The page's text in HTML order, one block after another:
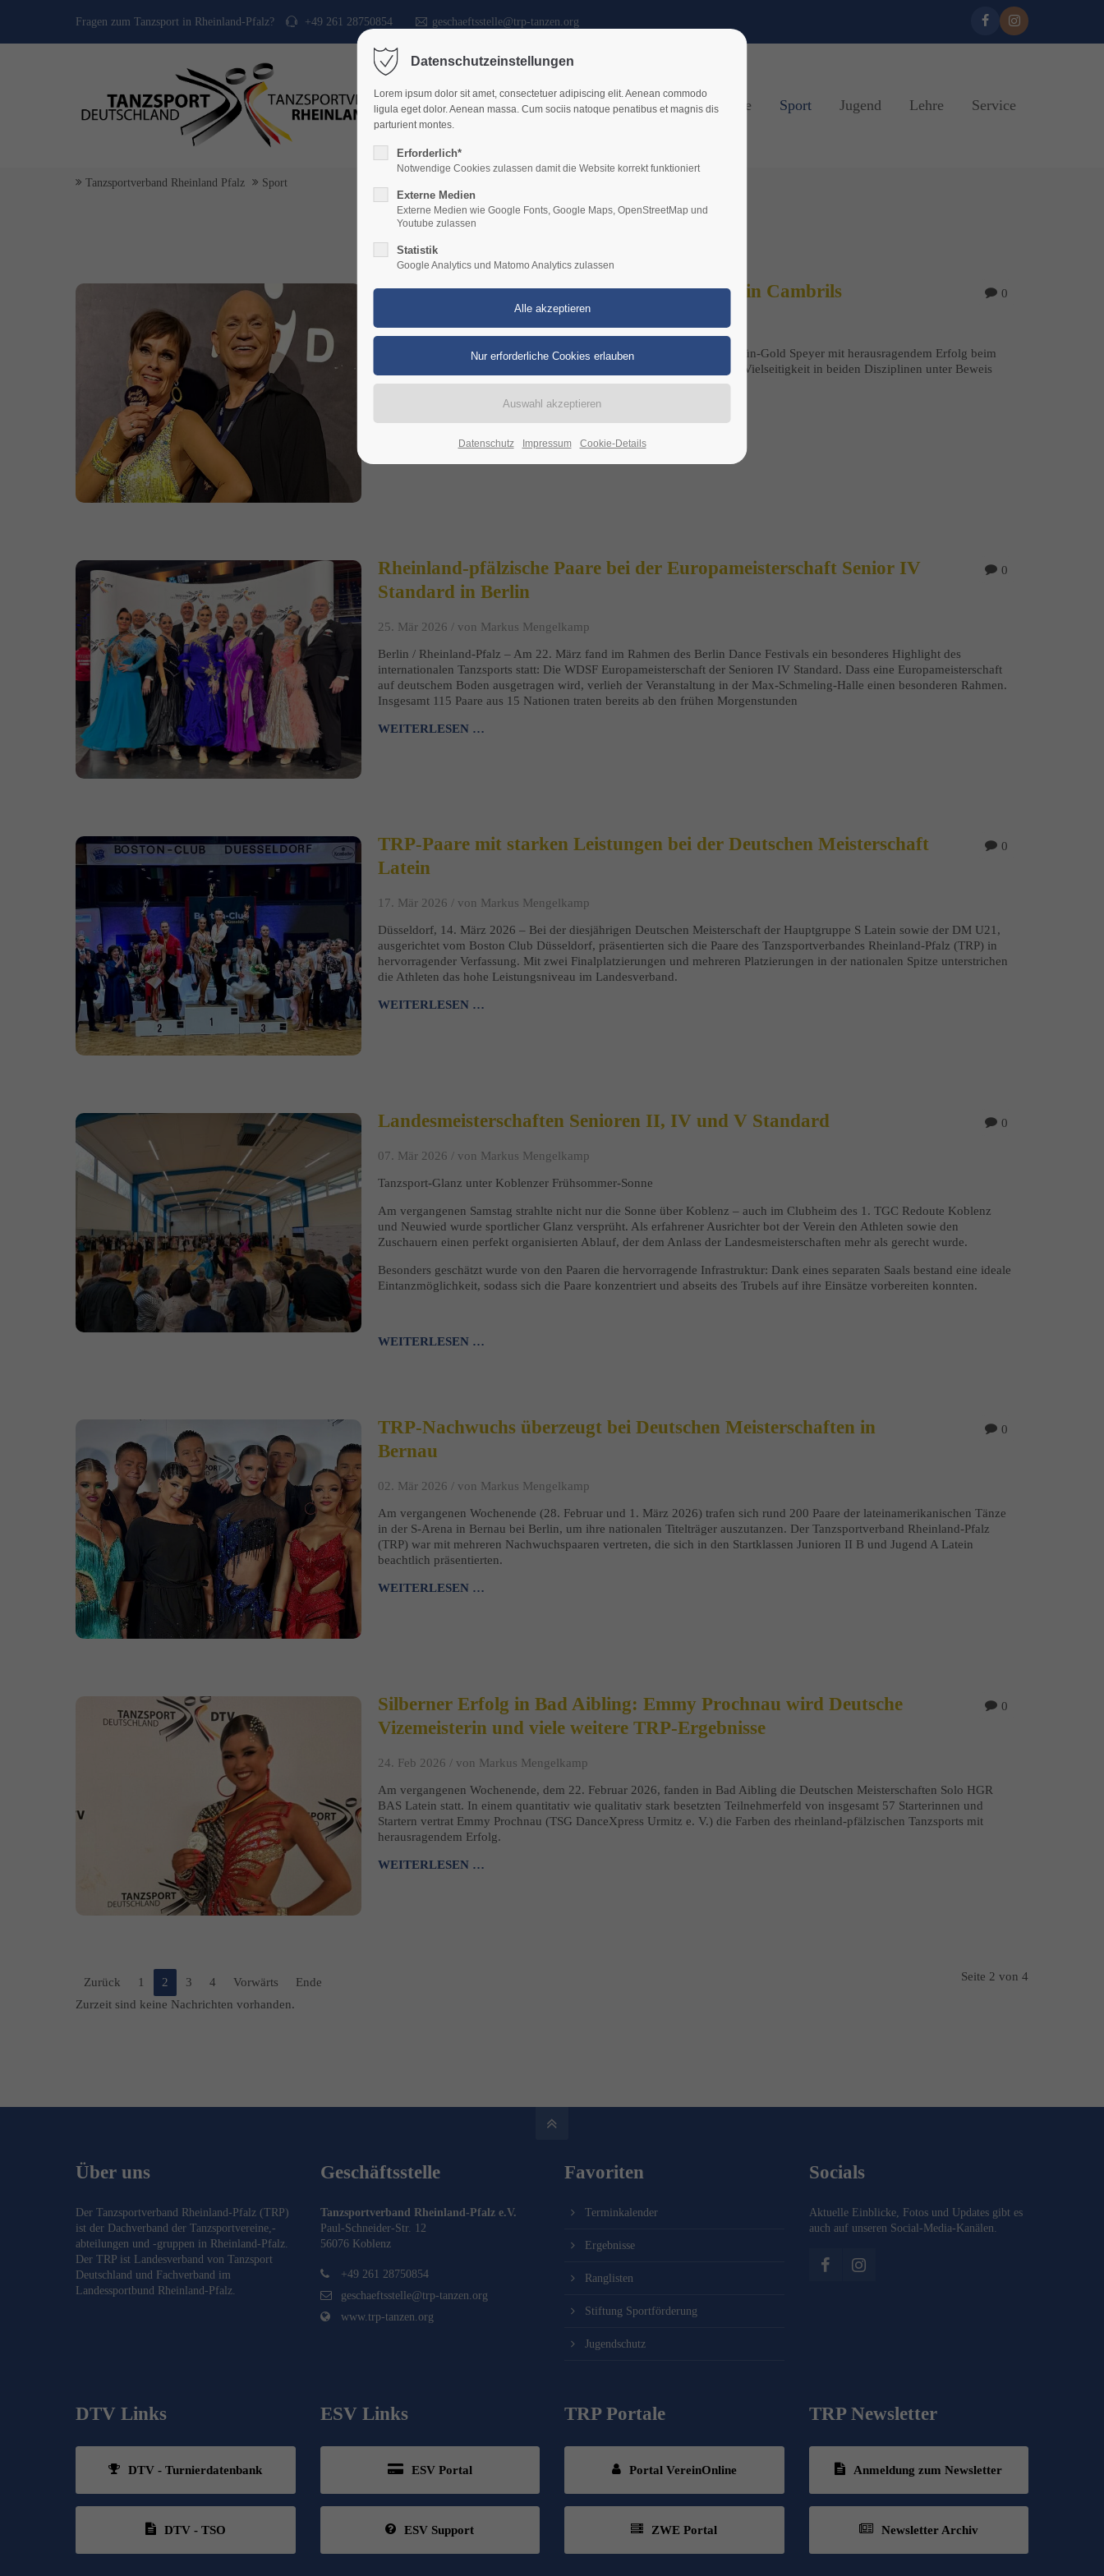
Fragen zum Tanzsport in Rheinland-Pfalz? +49 261 28750854 geschaeftsstelle@trp-tanzen.org
Start Verband Vereine Sport Jugend Lehre Service
Tanzsportverband Rheinland Pfalz Sport
0
Siegesserie in Spanien: Ehepaar Gallo glänzt in Cambrils
07. Apr 2026 / von Markus Mengelkamp
Am 03. April 2026 vertraten Hans-Jürgen und Astrid Gallo den TSC Grün-Gold Speyer mit herausragendem Erfolg beim
internationalen Tanzturnier in Cambrils, Spanien. Das Paar stellte seine Vielseitigkeit in beiden Disziplinen unter Beweis
und kehrte mit Top-Platzierungen nach Hause zurück.
0
Rheinland-pfälzische Paare bei der Europameisterschaft Senior IV
Standard in Berlin
25. Mär 2026 / von Markus Mengelkamp
Berlin / Rheinland-Pfalz – Am 22. März fand im Rahmen des Berlin Dance Festivals ein besonderes Highlight des
internationalen Tanzsports statt: Die WDSF Europameisterschaft der Senioren IV Standard. Dass eine Europameisterschaft
auf deutschem Boden ausgetragen wird, verlieh der Veranstaltung in der Max-Schmeling-Halle einen besonderen Rahmen.
Insgesamt 115 Paare aus 15 Nationen traten bereits ab den frühen Morgenstunden
WEITERLESEN …
0
TRP-Paare mit starken Leistungen bei der Deutschen Meisterschaft
Latein
17. Mär 2026 / von Markus Mengelkamp
Düsseldorf, 14. März 2026 – Bei der diesjährigen Deutschen Meisterschaft der Hauptgruppe S Latein sowie der DM U21,
ausgerichtet vom Boston Club Düsseldorf, präsentierten sich die Paare des Tanzsportverbandes Rheinland-Pfalz (TRP) in
hervorragender Verfassung. Mit zwei Finalplatzierungen und mehreren Platzierungen in der nationalen Spitze unterstrichen
die Athleten das hohe Leistungsniveau im Landesverband.
WEITERLESEN …
0
Landesmeisterschaften Senioren II, IV und V Standard
07. Mär 2026 / von Markus Mengelkamp
Tanzsport-Glanz unter Koblenzer Frühsommer-Sonne
Am vergangenen Samstag strahlte nicht nur die Sonne über Koblenz – auch im Clubheim des 1. TGC Redoute Koblenz
und Neuwied wurde sportlicher Glanz versprüht. Als erfahrener Ausrichter bot der Verein den Athleten sowie den
Zuschauern einen perfekt organisierten Ablauf, der dem Anlass der Landesmeisterschaften mehr als gerecht wurde.
Besonders geschätzt wurde von den Paaren die hervorragende Infrastruktur: Dank eines separaten Saals bestand eine ideale
Eintanzmöglichkeit, sodass sich die Paare konzentriert und abseits des Trubels auf ihre Einsätze vorbereiten konnten.
WEITERLESEN …
0
TRP-Nachwuchs überzeugt bei Deutschen Meisterschaften in
Bernau
02. Mär 2026 / von Markus Mengelkamp
Am vergangenen Wochenende (28. Februar und 1. März 2026) trafen sich rund 200 Paare der lateinamerikanischen Tänze
in der S-Arena in Bernau bei Berlin, um ihre nationalen Titelträger auszutanzen. Der Tanzsportverband Rheinland-Pfalz
(TRP) war mit mehreren Nachwuchspaaren vertreten, die sich in den Startklassen Junioren II B und Jugend A Latein
beachtlich präsentierten.
WEITERLESEN …
0
Silberner Erfolg in Bad Aibling: Emmy Prochnau wird Deutsche
Vizemeisterin und viele weitere TRP-Ergebnisse
24. Feb 2026 / von Markus Mengelkamp
Am vergangenen Wochenende, dem 22. Februar 2026, fanden in Bad Aibling die Deutschen Meisterschaften Solo HGR
BAS Latein statt. In einem quantitativ wie qualitativ stark besetzten Teilnehmerfeld von insgesamt 57 Starterinnen und
Startern vertrat Emmy Prochnau (TSG DanceXpress Urmitz e. V.) die Farben des rheinland-pfälzischen Tanzsports mit
herausragendem Erfolg.
WEITERLESEN …
Seite 2 von 4
Zurück 1 2 3 4 Vorwärts
Ende
Zurzeit sind keine Nachrichten vorhanden.
Über uns
Der Tanzsportverband Rheinland-Pfalz (TRP)
ist der Dachverband der Tanzsportvereine,-
abteilungen und -gruppen in Rheinland-Pfalz.
Der TRP ist Landesverband von Tanzsport
Deutschland und Fachverband im
Landessportbund Rheinland-Pfalz
Geschäftsstelle
Tanzsportverband Rheinland-Pfalz e.V.
Paul-Schneider-Str. 12
56076 Koblenz
+49 261 28750854
geschaeftsstelle@trp-tanzen.org
www.trp-tanzen.org
Favoriten
Terminkalender
Ergebnisse
Ranglisten
Stiftung Sportförderung
Jugendschutz
Socials
Aktuelle Einblicke, Fotos und Updates gibt es
auch auf unseren Social-Media-Kanälen.
DTV Links
DTV - Turnierdatenbank
DTV - TSO
ESV Links
ESV Portal
ESV Support
TRP Portale
Portal VereinOnline
ZWE Portal
TRP Newsletter
Anmeldung zum Newsletter
Newsletter Archiv
Datenschutzeinstellungen
Lorem ipsum dolor sit amet, consectetuer adipiscing elit. Aenean commodo
ligula eget dolor. Aenean massa. Cum sociis natoque penatibus et magnis dis
parturient montes.
Erforderlich*
Notwendige Cookies zulassen damit die Website korrekt funktioniert
Externe Medien
Externe Medien wie Google Fonts, Google Maps, OpenStreetMap und
Youtube zulassen
Statistik
Google Analytics und Matomo Analytics zulassen
Datenschutz Impressum Cookie-Details